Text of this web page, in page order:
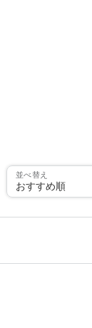
並べ替え
おすすめ順